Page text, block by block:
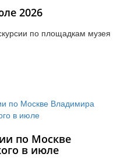
2026
по площадкам музея
по Москве
в июле